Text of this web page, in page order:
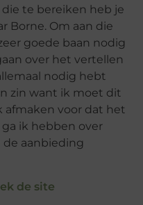
te bereiken heb je
Borne. Om aan die
goede baan nodig
over het vertellen
nodig hebt
zin want ik moet dit
afmaken voor dat het
ik hebben over
de aanbieding
de site